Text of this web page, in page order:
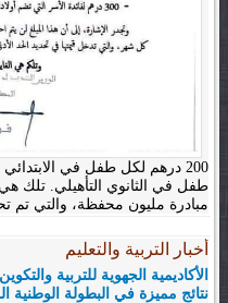
طفل في الثانوي التأهيلي. تلك
مبادرة مليون محفظة، والتي تم
أخبار التربية والتعليم
الأكاديمية الجهوية للتربية
نتائج مميزة في البطولة الوطنية